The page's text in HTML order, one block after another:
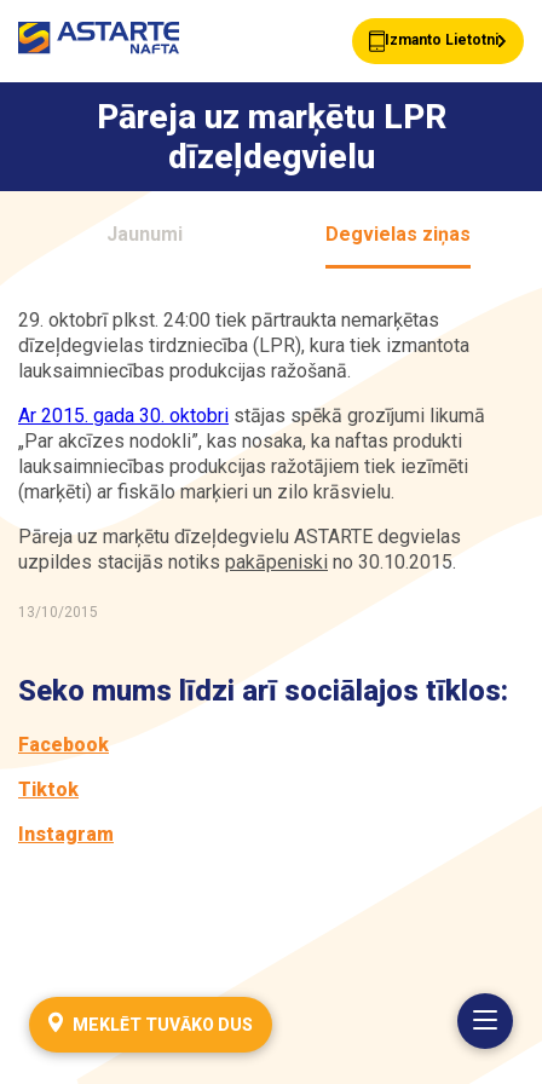
Izmanto Lietotni
Akcijas Jaunumi
Klientu Kartes
Pakalpojumi Astarte Bizness
Vairumtirdzniecība Par ASTARTE
Pāreja uz marķētu LPR
dīzeļdegvielu
Jaunumi Degvielas ziņas
29. oktobrī plkst. 24:00 tiek pārtraukta nemarķētas
dīzeļdegvielas tirdzniecība (LPR), kura tiek izmantota
lauksaimniecības produkcijas ražošanā.
Ar 2015. gada 30. oktobri stājas spēkā grozījumi likumā
„Par akcīzes nodokli”, kas nosaka, ka naftas produkti
lauksaimniecības produkcijas ražotājiem tiek iezīmēti
(marķēti) ar fiskālo marķieri un zilo krāsvielu.
Pāreja uz marķētu dīzeļdegvielu ASTARTE degvielas
uzpildes stacijās notiks pakāpeniski no 30.10.2015.
13/10/2015
Seko mums līdzi arī sociālajos tīklos:
Facebook
Tiktok
Instagram
MEKLĒT TUVĀKO DUS